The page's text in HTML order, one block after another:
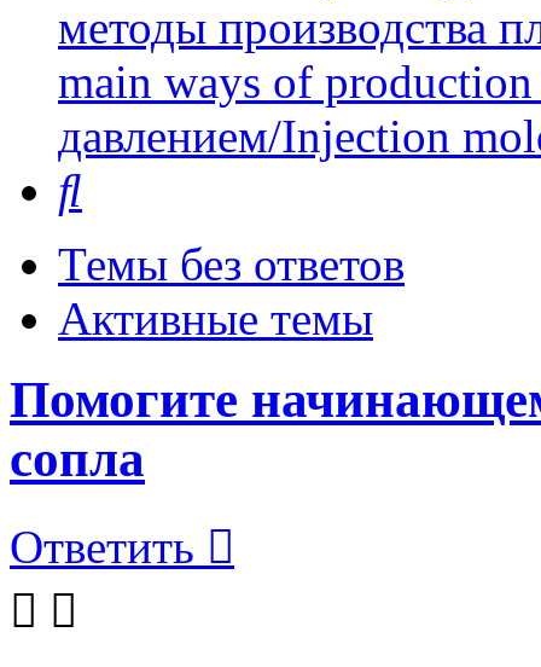
методы производства
main ways of
давлением/Injection
Темы без ответов
Активные темы
Помогите
сопла
Ответить